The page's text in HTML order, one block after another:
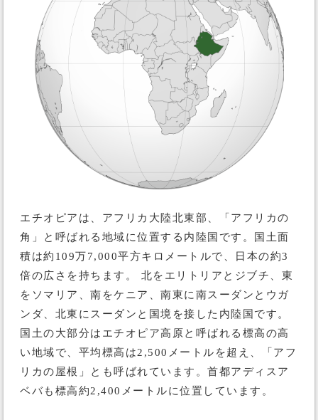
エチオピアは、アフリカ大陸北東部、「アフリカの
角」と呼ばれる地域に位置する内陸国です。国土面
積は約109万7,000平方キロメートルで、日本の約3
倍の広さを持ちます。 北をエリトリアとジブチ、東
をソマリア、南をケニア、南東に南スーダンとウガ
ンダ、北東にスーダンと国境を接した内陸国です。
国土の大部分はエチオピア高原と呼ばれる標高の高
い地域で、平均標高は2,500メートルを超え、「アフ
リカの屋根」とも呼ばれています。首都アディスア
ベバも標高約2,400メートルに位置しています。